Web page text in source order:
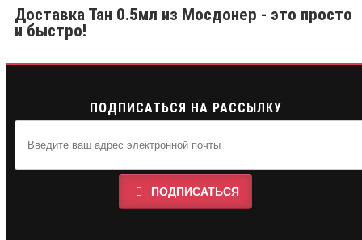
Доставка Тан 0.5мл из Мосдонер - это просто
и быстро!
ПОДПИСАТЬСЯ НА РАССЫЛКУ
ПОДПИСАТЬСЯ